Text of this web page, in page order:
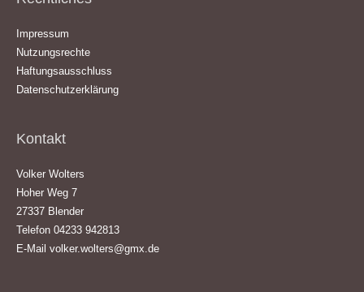
Impressum
Nutzungsrechte
Haftungsausschluss
Datenschutzerklärung
Kontakt
Volker Wolters
Hoher Weg 7
27337 Blender
Telefon 04233 942813
E-Mail volker.wolters@gmx.de